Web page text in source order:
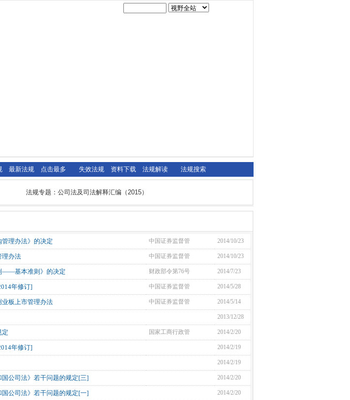
最新法规 点击最多 失效法规 资料下载 法规解读 法规搜索
法规专题：公司法及司法解释汇编（2015）
理办法》的决定 中国证券监督管 2014/10/23
理办法 中国证券监督管 2014/10/23
——基本准则》的决定 财政部令第76号 2014/7/23
年修订] 中国证券监督管 2014/5/28
板上市管理办法 中国证券监督管 2014/5/14
2013/12/28
定 国家工商行政管 2014/2/20
年修订] 2014/2/19
2014/2/19
公司法》若干问题的规定[三] 2014/2/20
公司法》若干问题的规定[一] 2014/2/20